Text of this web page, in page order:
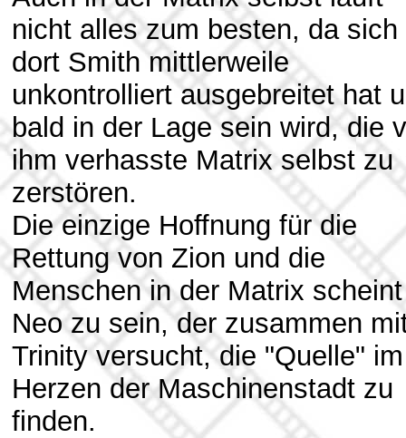
nicht alles zum besten, da sich
dort Smith mittlerweile
unkontrolliert ausgebreitet hat
bald in der Lage sein wird, die
ihm verhasste Matrix selbst zu
zerstören.
Die einzige Hoffnung für die
Rettung von Zion und die
Menschen in der Matrix scheint
Neo zu sein, der zusammen
Trinity versucht, die "Quelle" im
Herzen der Maschinenstadt zu
finden.